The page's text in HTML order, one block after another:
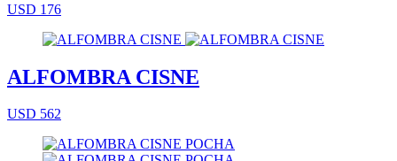
USD 176
ALFOMBRA CISNE
USD 562